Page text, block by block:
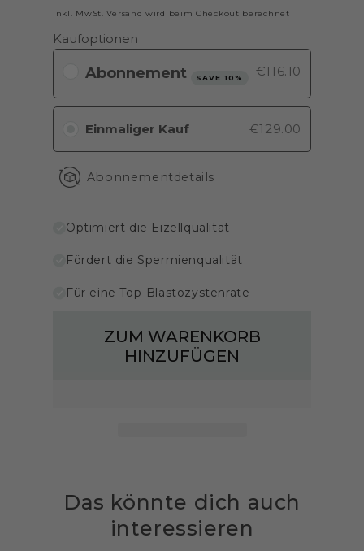
Preis
inkl. MwSt.Versand wird beim Checkout berechnet
Kaufoptionen
SAVE 10% €116.10
Einmaliger Kauf €129.00
Abonnementdetails
Optimiert die Eizellqualität
Fördert die Spermienqualität
Für eine Top-Blastozystenrate
ZUM WARENKORB
HINZUFÜGEN
Das könnte dich auch
interessieren